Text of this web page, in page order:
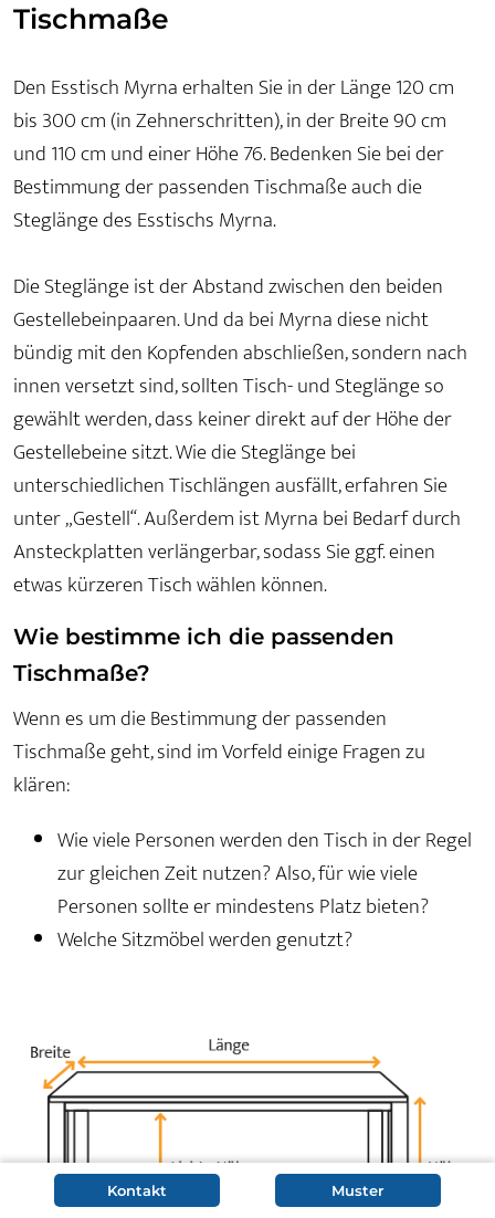
Tischmaße
Den Esstisch Myrna erhalten Sie in der Länge 120 cm
bis 300 cm (in Zehnerschritten), in der Breite 90 cm
und 110 cm und einer Höhe 76. Bedenken Sie bei der
Bestimmung der passenden Tischmaße auch die
Steglänge des Esstischs Myrna.
Die Steglänge ist der Abstand zwischen den beiden
Gestellebeinpaaren. Und da bei Myrna diese nicht
bündig mit den Kopfenden abschließen, sondern nach
innen versetzt sind, sollten Tisch- und Steglänge so
gewählt werden, dass keiner direkt auf der Höhe der
Gestellebeine sitzt. Wie die Steglänge bei
unterschiedlichen Tischlängen ausfällt, erfahren Sie
unter „Gestell“. Außerdem ist Myrna bei Bedarf durch
Ansteckplatten verlängerbar, sodass Sie ggf. einen
etwas kürzeren Tisch wählen können.
Wie bestimme ich die passenden
Tischmaße?
Wenn es um die Bestimmung der passenden
Tischmaße geht, sind im Vorfeld einige Fragen zu
klären:
Wie viele Personen werden den Tisch in der Regel
zur gleichen Zeit nutzen? Also, für wie viele
Personen sollte er mindestens Platz bieten?
Welche Sitzmöbel werden genutzt?
Kontakt Muster